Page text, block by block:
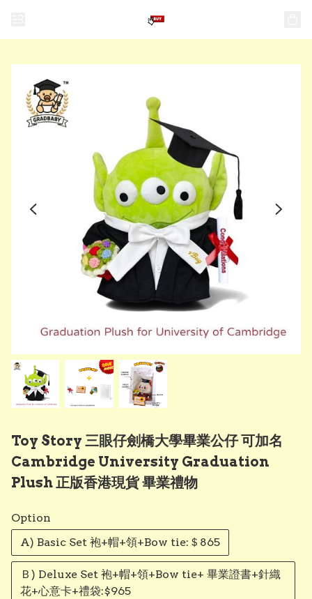
Toy Story 三眼仔劍橋大學畢業公仔 可加名
Cambridge University Graduation
Plush 正版香港現貨 畢業禮物
Option
A) Basic Set 袍+帽+領+Bow tie:＄865
Ｂ) Deluxe Set 袍+帽+領+Bow tie+ 畢業證書+針織
花+心意卡+禮袋:$965